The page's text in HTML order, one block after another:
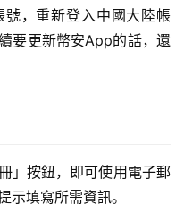
，重新登入中國大陸帳
要更新幣安App的話，還
」按鈕，即可使用電子郵
示填寫所需資訊。